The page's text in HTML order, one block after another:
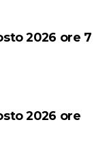
40 quintali
Nuova
di Abc hanno
conferimento di
le condizioni di
Gli interventi
e altri
lungo le strade o
2026 ore 7
2026 ore